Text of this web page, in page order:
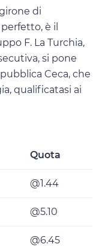
di
è il
F. La Turchia,
si pone
Ceca, che
qualificatasi ai
Quota
@1.44
@5.10
@6.45